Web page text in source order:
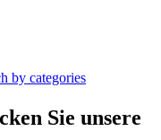
by categories
Sie unsere